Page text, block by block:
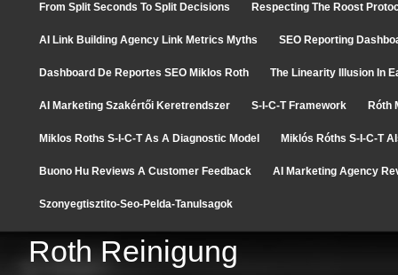
From Split Seconds To Split Decisions Respecting The Roost
AI Link Building Agency Link Metrics Myths SEO Reporting
Dashboard De Reportes SEO Miklos Roth The Linearity Illusion In
AI Marketing Szakértői Keretrendszer S-I-C-T Framework Róth
Miklos Roths S-I-C-T As A Diagnostic Model Miklós Róths S-I-C-T
Buono Hu Reviews A Customer Feedback AI Marketing Agency
Szonyegtisztito-Seo-Pelda-Tanulsagok
Roth Reinigung